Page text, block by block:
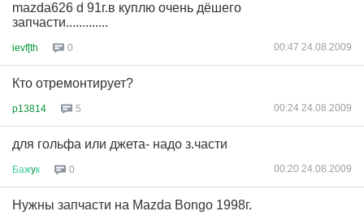
mazda626 d 91г.в куплю очень дёшего
запчасти.............
ievf[th 0 00:47 24.08.2009
Кто отремонтирует?
p13814 5 00:24 24.08.2009
для гольфа или джета- надо з.части
Бажyк 0 00:20 24.08.2009
Нужны запчасти на Mazda Bongo 1998г.